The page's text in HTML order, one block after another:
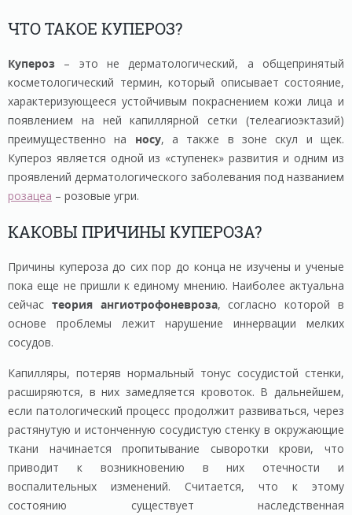
ЧТО ТАКОЕ КУПЕРОЗ?
Купероз – это не дерматологический, а общепринятый
косметологический термин, который описывает состояние,
характеризующееся устойчивым покраснением кожи лица и
появлением на ней капиллярной сетки (телеагиоэктазий)
преимущественно на носу, а также в зоне скул и щек.
Купероз является одной из «ступенек» развития и одним из
проявлений дерматологического заболевания под названием
розацеа – розовые угри.
КАКОВЫ ПРИЧИНЫ КУПЕРОЗА?
Причины купероза до сих пор до конца не изучены и ученые
пока еще не пришли к единому мнению. Наиболее актуальна
сейчас теория ангиотрофоневроза, согласно которой в
основе проблемы лежит нарушение иннервации мелких
сосудов.
Капилляры, потеряв нормальный тонус сосудистой стенки,
расширяются, в них замедляется кровоток. В дальнейшем,
если патологический процесс продолжит развиваться, через
растянутую и истонченную сосудистую стенку в окружающие
ткани начинается пропитывание сыворотки крови, что
приводит к возникновению в них отечности и
воспалительных изменений. Считается, что к этому
состоянию существует наследственная